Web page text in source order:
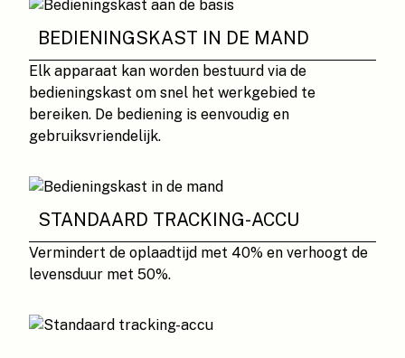
BEDIENINGSKAST IN DE MAND
Elk apparaat kan worden bestuurd via de
bedieningskast om snel het werkgebied te
bereiken. De bediening is eenvoudig en
gebruiksvriendelijk.
STANDAARD TRACKING-ACCU
Vermindert de oplaadtijd met 40% en verhoogt de
levensduur met 50%.